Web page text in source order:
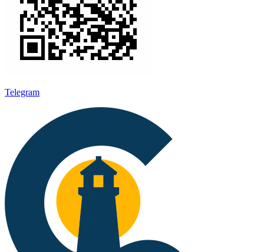
Telegram